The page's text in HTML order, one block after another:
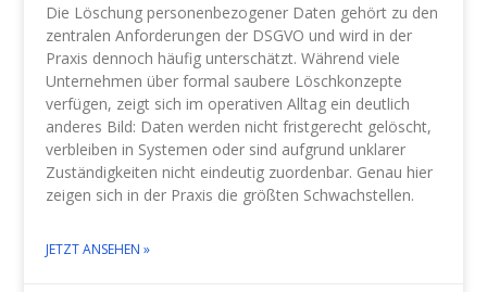
Die Löschung personenbezogener Daten gehört zu den
zentralen Anforderungen der DSGVO und wird in der
Praxis dennoch häufig unterschätzt. Während viele
Unternehmen über formal saubere Löschkonzepte
verfügen, zeigt sich im operativen Alltag ein deutlich
anderes Bild: Daten werden nicht fristgerecht gelöscht,
verbleiben in Systemen oder sind aufgrund unklarer
Zuständigkeiten nicht eindeutig zuordenbar. Genau hier
zeigen sich in der Praxis die größten Schwachstellen.
JETZT ANSEHEN »